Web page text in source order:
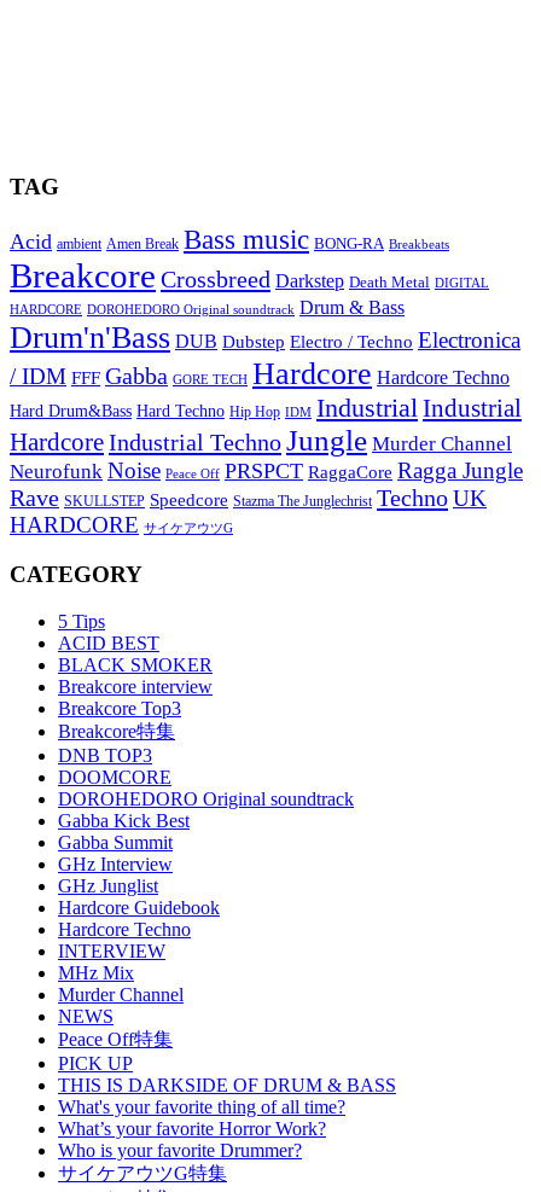
TAG
Acid ambient Amen Break Bass music BONG-RA Breakbeats
Breakcore Crossbreed Darkstep Death Metal DIGITAL
HARDCORE DOROHEDORO Original soundtrack Drum & Bass
Drum'n'Bass DUB Dubstep Electro / Techno Electronica
/ IDM FFF Gabba GORE TECH Hardcore Hardcore Techno
Hard Drum&Bass Hard Techno Hip Hop IDM IndustrialIndustrial
HardcoreIndustrial TechnoJungle Murder Channel
Neurofunk Noise Peace Off PRSPCT RaggaCore Ragga Jungle
Rave SKULLSTEP Speedcore Stazma The Junglechrist TechnoUK
HARDCORE サイケアウツG
CATEGORY
5 Tips
ACID BEST
BLACK SMOKER
Breakcore interview
Breakcore Top3
Breakcore特集
DNB TOP3
DOOMCORE
DOROHEDORO Original soundtrack
Gabba Kick Best
Gabba Summit
GHz Interview
GHz Junglist
Hardcore Guidebook
Hardcore Techno
INTERVIEW
MHz Mix
Murder Channel
NEWS
Peace Off特集
PICK UP
THIS IS DARKSIDE OF DRUM & BASS
What's your favorite thing of all time?
What’s your favorite Horror Work?
Who is your favorite Drummer?
サイケアウツG特集